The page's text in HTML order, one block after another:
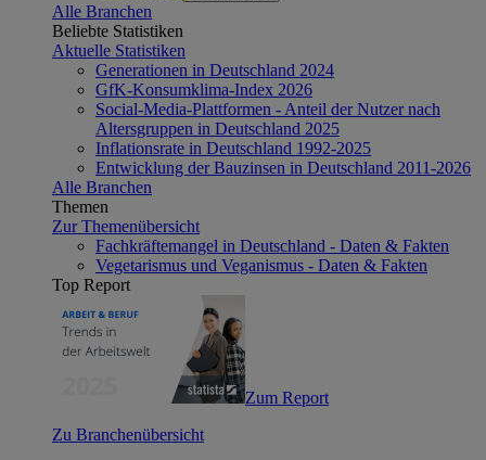
Alle Branchen
Beliebte Statistiken
Aktuelle Statistiken
Generationen in Deutschland 2024
GfK-Konsumklima-Index 2026
Social-Media-Plattformen - Anteil der Nutzer nach
Altersgruppen in Deutschland 2025
Inflationsrate in Deutschland 1992-2025
Entwicklung der Bauzinsen in Deutschland 2011-2026
Alle Branchen
Themen
Zur Themenübersicht
Fachkräftemangel in Deutschland - Daten & Fakten
Vegetarismus und Veganismus - Daten & Fakten
Top Report
Zum Report
Zu Branchenübersicht